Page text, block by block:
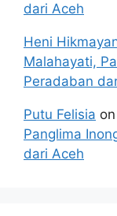
dari Aceh
Heni
Malahayati,
Peradaban
Putu Felisia on
Panglima
dari Aceh